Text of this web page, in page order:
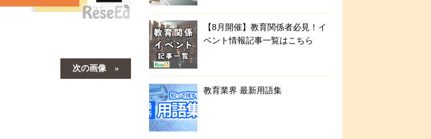
次の画像
【8月開催】教育関係者必見！イ
ベント情報記事一覧はこちら
教育業界 最新用語集